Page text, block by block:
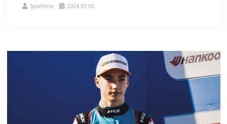
Sportime 2024.03.03.